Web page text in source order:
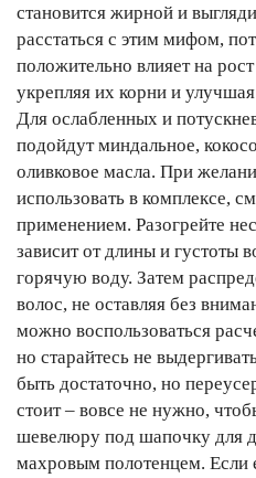
становится жирной и
расстаться с этим мифом,
положительно влияет на
укрепляя их корни и улучшая
Для ослабленных и
подойдут миндальное,
оливковое масла. При
использовать в комплексе,
применением. Разогрейте
зависит от длины и густоты
горячую воду. Затем
волос, не оставляя без
можно воспользоваться
но старайтесь не
быть достаточно, но
стоит – вовсе не нужно,
шевелюру под шапочку для
махровым полотенцем. Если